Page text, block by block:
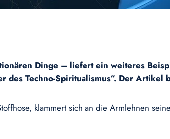
Dinge – liefert ein weiteres
des Techno-Spiritualismus“. Der
klammert sich an die Armlehnen